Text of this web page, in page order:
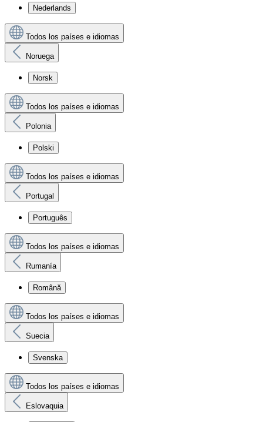
Nederlands
Todos los países e idiomas
Noruega
Norsk
Todos los países e idiomas
Polonia
Polski
Todos los países e idiomas
Portugal
Português
Todos los países e idiomas
Rumanía
Română
Todos los países e idiomas
Suecia
Svenska
Todos los países e idiomas
Eslovaquia